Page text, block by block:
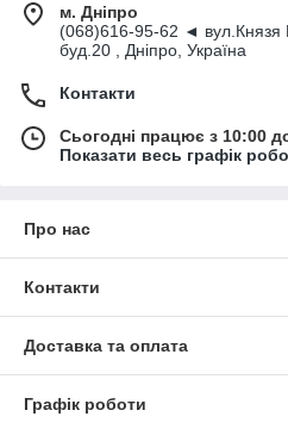
м. Дніпро
(068)616-95-62 ◄ вул.Князя
буд.20 , Дніпро, Україна
Контакти
Сьогодні працює з 10:00
Показати весь графік
Про нас
Контакти
Доставка та оплата
Графік роботи